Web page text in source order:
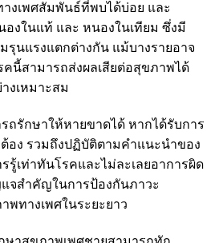
งเพศสัมพันธ์ที่พบได้บ่อย และ
องในแท้ และ หนองในเทียม ซึ่งมี
นแรงแตกต่างกัน แม้บางรายอาจ
คนี้สามารถส่งผลเสียต่อสุขภาพได้
งเหมาะสม
ถรักษาให้หายขาดได้ หากได้รับการ
อง รวมถึงปฏิบัติตามคำแนะนำของ
รู้เท่าทันโรคและไม่ละเลยอาการผิด
จสำคัญในการป้องกันภาวะ
ทางเพศในระยะยาว